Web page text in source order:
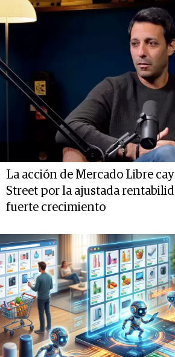
La acción de Mercado Libre
Street por la ajustada
fuerte crecimiento